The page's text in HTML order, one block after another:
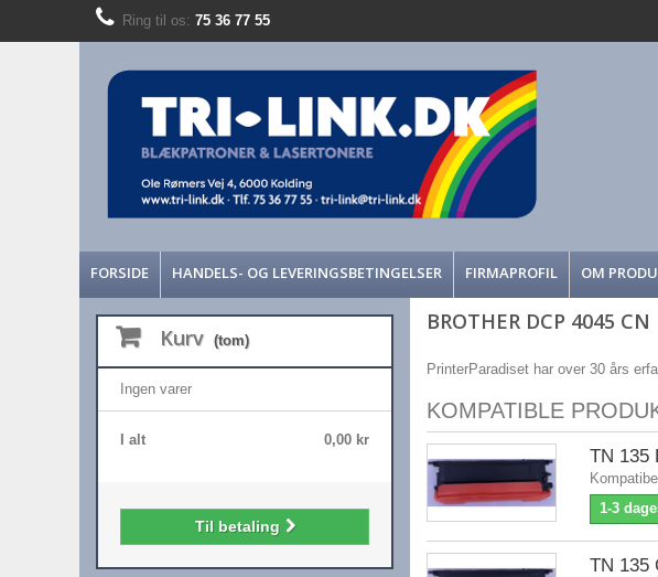
Ring til os: 75 36 77 55
FORSIDE HANDELS- OG LEVERINGSBETINGELSER FIRMAPROFIL OM
Kurv (tom)
Ingen varer
0,00 kr
I alt
Til betaling
BROTHER DCP 4045 CN
PrinterParadiset har over 30 års
KOMPATIBLE
TN 135
1-3
TN 135